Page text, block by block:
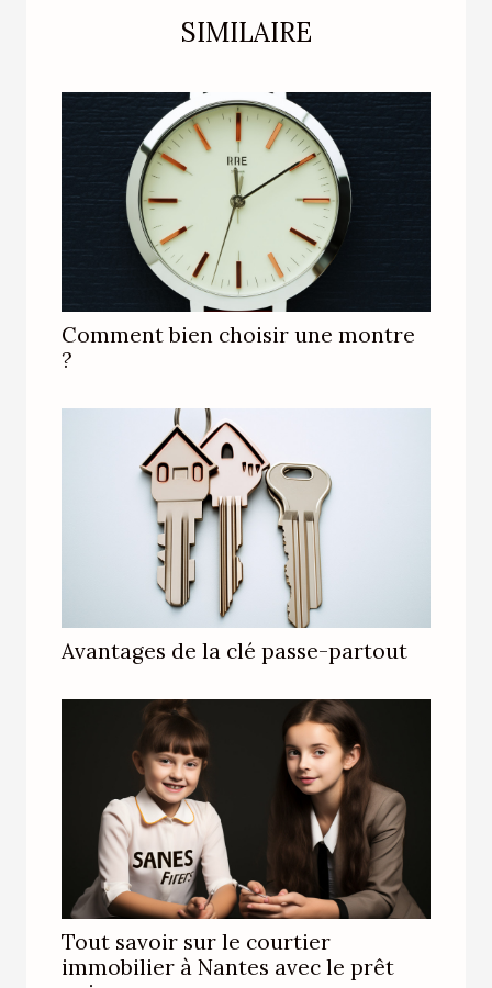
SIMILAIRE
Comment bien choisir une montre
?
Avantages de la clé passe-partout
Tout savoir sur le courtier
immobilier à Nantes avec le prêt